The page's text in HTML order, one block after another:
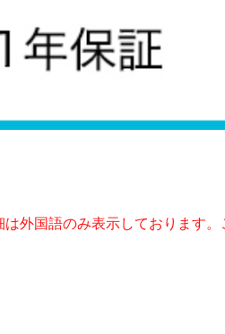
外国語のみ表示しております。